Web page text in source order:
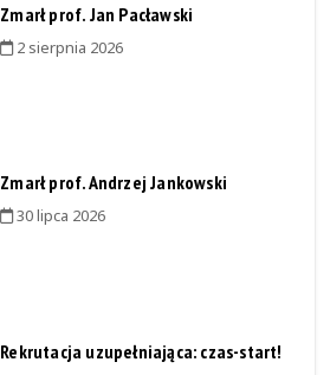
Zmarł prof. Jan Pacławski
2 sierpnia 2026
Zmarł prof. Andrzej Jankowski
30 lipca 2026
Rekrutacja uzupełniająca: czas-start!